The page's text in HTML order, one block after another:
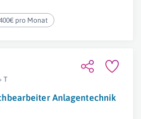
pro Monat
T
Anlagentechnik